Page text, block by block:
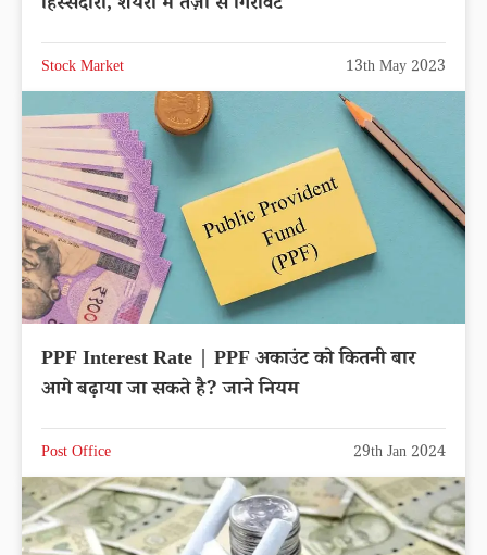
Stock Market 13th May 2023
PPF Interest Rate | PPF अकाउंट को कितनी बार
आगे बढ़ाया जा सकते है? जाने नियम
Post Office 29th Jan 2024